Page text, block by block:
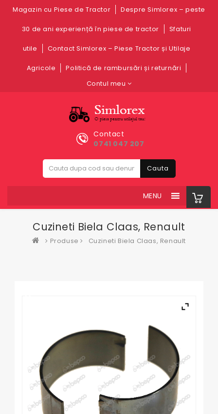
Magazin cu Piese de Tractor Despre Simlorex – peste
30 de ani experiență în piese de tractor Sfaturi
utile Contact Simlorex – Piese Tractor și Utilaje
Agricole
Politică de rambursări și returnări
Contul meu
Contact
0741 047 207
Cauta
MENU
Cuzineti Biela Claas, Renault
Produse Cuzineti Biela Claas, Renault